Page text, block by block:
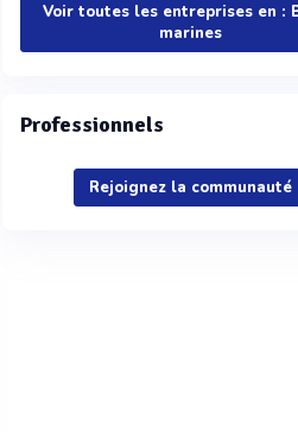
Voir toutes les entreprises en :
marines
Professionnels
Rejoignez la communauté